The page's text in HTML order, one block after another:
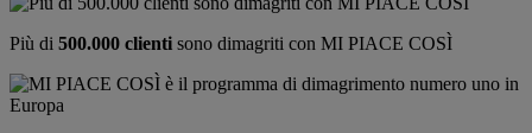
Più di 500.000 clienti sono dimagriti con MI PIACE COSÌ